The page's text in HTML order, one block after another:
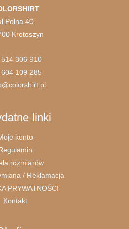
Polna 40
Krotoszyn
514 306 910
604 109 285
linki
konto
rozmiarów
/ Reklamacja
PRYWATNOŚCI
Kontakt